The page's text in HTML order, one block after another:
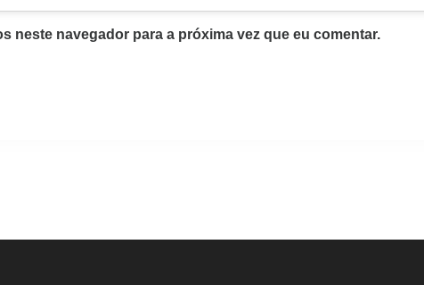
neste navegador para a próxima vez que eu comentar.